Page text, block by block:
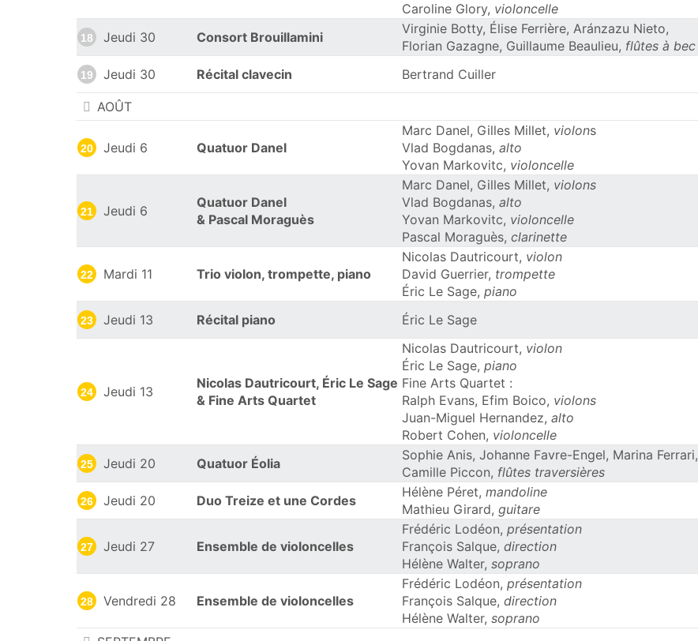
Caroline Glory, violoncelle
18 Jeudi 30 Consort Brouillamini
Virginie Botty, Élise Ferrière, Aránzazu Nieto,
Florian Gazagne, Guillaume Beaulieu, flûtes à bec
19 Jeudi 30 Récital clavecin Bertrand Cuiller
AOÛT
20 Jeudi 6 Quatuor Danel
Marc Danel, Gilles Millet, violons
Vlad Bogdanas, alto
Yovan Markovitc, violoncelle
21 Jeudi 6
Quatuor Danel
& Pascal Moraguès
Marc Danel, Gilles Millet, violons
Vlad Bogdanas, alto
Yovan Markovitc, violoncelle
Pascal Moraguès, clarinette
22 Mardi 11 Trio violon, trompette, piano
Nicolas Dautricourt, violon
David Guerrier, trompette
Éric Le Sage, piano
23 Jeudi 13 Récital piano Éric Le Sage
24 Jeudi 13
Nicolas Dautricourt, Éric Le Sage
& Fine Arts Quartet
Nicolas Dautricourt, violon
Éric Le Sage, piano
Fine Arts Quartet :
Ralph Evans, Efim Boico, violons
Juan-Miguel Hernandez, alto
Robert Cohen, violoncelle
25 Jeudi 20 Quatuor Éolia
Sophie Anis, Johanne Favre-Engel, Marina Ferrari,
Camille Piccon, flûtes traversières
26 Jeudi 20 Duo Treize et une Cordes
Hélène Péret, mandoline
Mathieu Girard, guitare
27 Jeudi 27 Ensemble de violoncelles
Frédéric Lodéon, présentation
François Salque, direction
Hélène Walter, soprano
28 Vendredi 28 Ensemble de violoncelles
Frédéric Lodéon, présentation
François Salque, direction
Hélène Walter, soprano